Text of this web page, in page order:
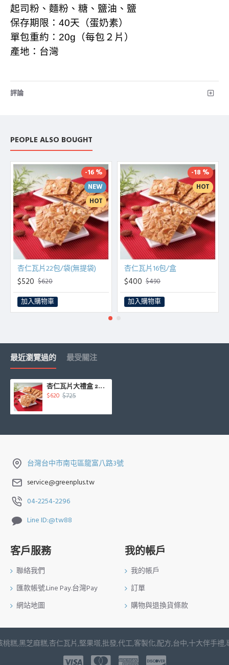
起司粉 、 麵粉、糖、鹽油、鹽
保存期限： 40天（蛋奶素）
單包重約： 20g （每包２片）
產地：台灣
評論
PEOPLE ALSO BOUGHT
NEW
HOT
-16 %
杏仁瓦片22包/袋(無提袋)
$520 $620
加入購物車
HOT
-18 %
杏仁瓦片16包/盒
$400 $490
加入購物車
最近瀏覽過的 最受關注
杏仁瓦片大禮盒 24包/盒
$620 $725
台灣台中市南屯區龍富八路3號
service@greenplus.tw
04-2254-2296
Line ID:@tw88
客戶服務
聯絡我們
匯款帳號.Line Pay.台灣Pay
網站地圖
我的帳戶
我的帳戶
訂單
購物與退換貨條款
桃糕,黑芝麻糕,杏仁瓦片,堅果塔,批發,代工,客製化,配方,台中,十大伴手禮,